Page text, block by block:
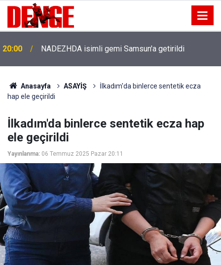
20:00 NADEZHDA isimli gemi Samsun'a getirildi
Anasayfa ASAYİŞ
İlkadım'da binlerce sentetik ecza
hap ele geçirildi
İlkadım'da binlerce sentetik ecza hap
ele geçirildi
Yayınlanma: 06 Temmuz 2025 Pazar 20:11